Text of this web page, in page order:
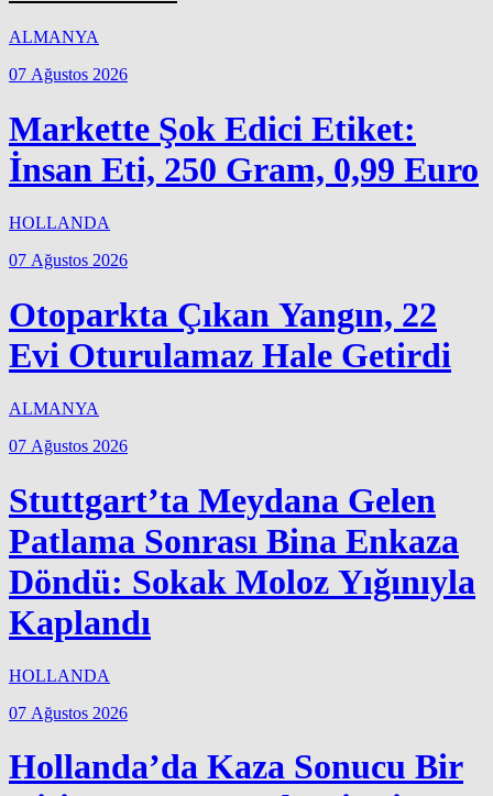
ALMANYA
07 Ağustos 2026
Markette Şok Edici Etiket:
İnsan Eti, 250 Gram, 0,99 Euro
HOLLANDA
07 Ağustos 2026
Otoparkta Çıkan Yangın, 22
Evi Oturulamaz Hale Getirdi
ALMANYA
07 Ağustos 2026
Stuttgart’ta Meydana Gelen
Patlama Sonrası Bina Enkaza
Döndü: Sokak Moloz Yığınıyla
Kaplandı
HOLLANDA
07 Ağustos 2026
Hollanda’da Kaza Sonucu Bir